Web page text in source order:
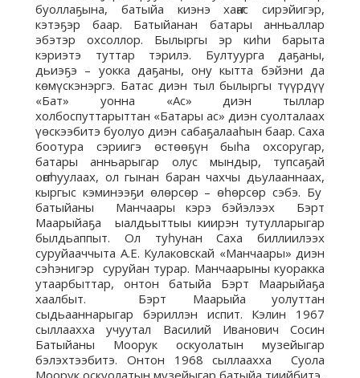
буоллаҕына, батыйа киэнэ хаҥас сирэйигэр,
кэтэҕэр баар. Батыйанан батары анньаллар
эбэтэр охсоллор. Былыргы эр киһи барыта
кэриэтэ туттар тэрилэ. Бултуурга даҕаны,
дьиэҕэ – уокка даҕаны, ону кытта бэйэни да
көмүскэнэргэ. Батас диэн тыл былыргы түүрдүү
«Бат» уонна «Ас» диэн тыллар
холбоспуттарыттан «Батары ас» диэн суолталаах
үөскээбитэ буолуо диэн сабаҕалааһын баар. Саха
боотура сэриигэ өстөөҕүн быһа охсоругар,
батары анньарыгар олус мындыр, тупсаҕай
оҥоһуулаах, ол гынан баран чахчы дьулааннаах,
кыргыс кэминээҕи өлөрсөр – өһөрсөр сэбэ. Бу
батыйаны Манчаары кэрэ бэйэлээх Бэрт
Маарыйаҕа ыалдьыттыы киирэн тутулларыгар
былдьаппыт. Ол туһунан Саха биллиилээх
суруйааччыта А.Е. Кулаковскай «Манчаары» диэн
сэһэнигэр суруйан турар. Манчаарыны куоракка
утаарбыттар, онтон батыйа Бэрт Маарыйаҕа
хаалбыт. Бэрт Маарыйа уолуттан
сыдьааннарыгар бэриллэн испит. Кэлин 1967
сыллаахха учуутал Василий Иванович Сосин
Батыйаны Моорук оскуолатын музейыгар
бэлэхтээбитэ. Онтон 1968 сыллаахха Суола
Моорук оскуолатын музейыгар батыйа тиийбитэ.